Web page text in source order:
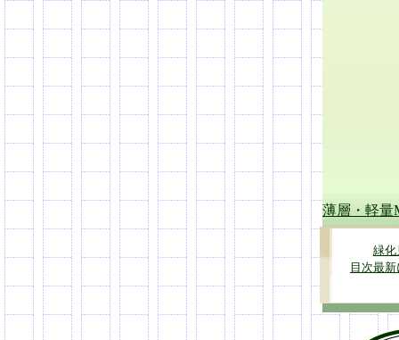
薄層・軽量
緑化
目次最